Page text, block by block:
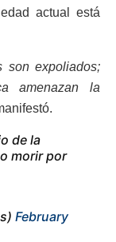
actual está
son expoliados;
amenazan la
de la
morir por
February